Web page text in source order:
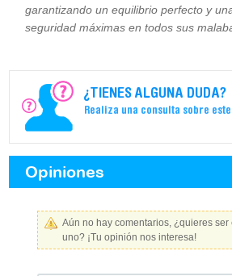
garantizando un equilibrio perfecto y
seguridad máximas en todos sus
¿TIENES ALGUNA DUDA?
Realiza una consulta sobre
Opiniones
Aún no hay comentarios, ¿quieres
uno? ¡Tu opinión nos interesa!